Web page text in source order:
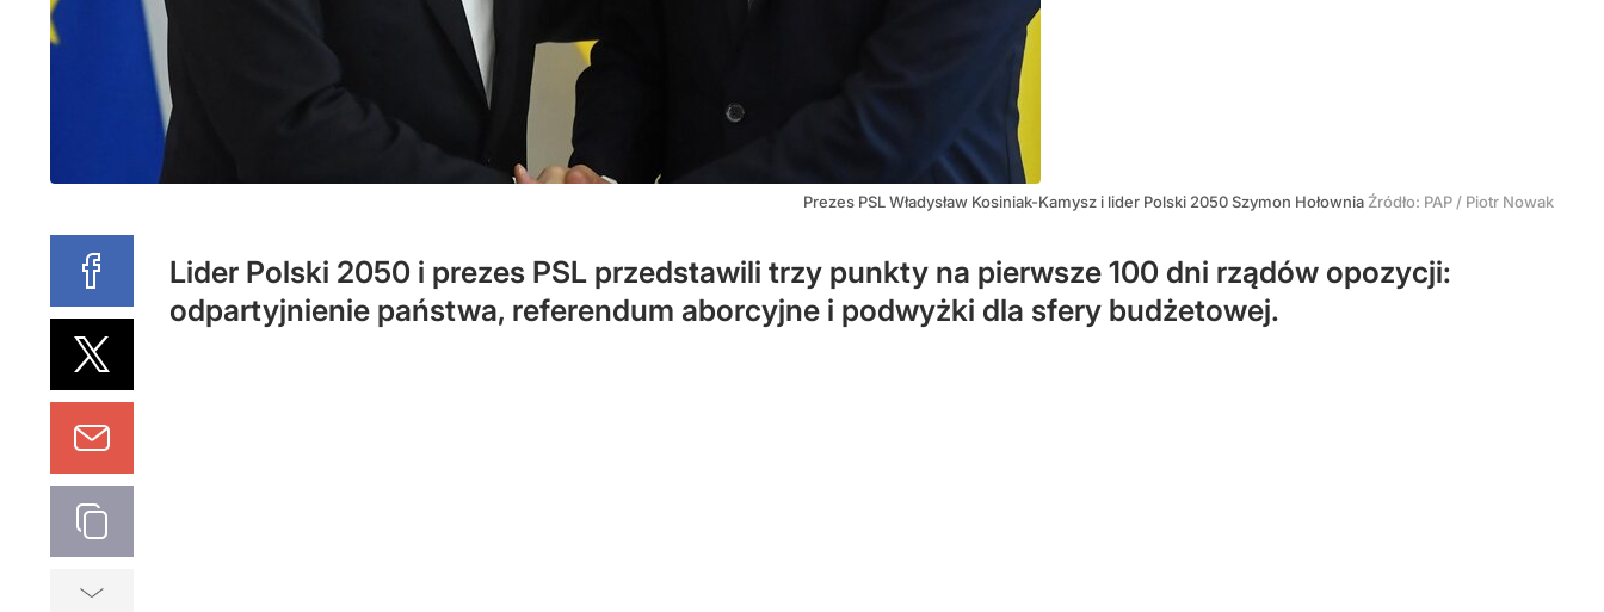
Prezes PSL Władysław Kosiniak-Kamysz i lider Polski 2050 Szymon Hołownia Źródło: PAP / Piotr Nowak
Lider Polski 2050 i prezes PSL przedstawili trzy punkty na pierwsze 100 dni rządów opozycji:
odpartyjnienie państwa, referendum aborcyjne i podwyżki dla sfery budżetowej.